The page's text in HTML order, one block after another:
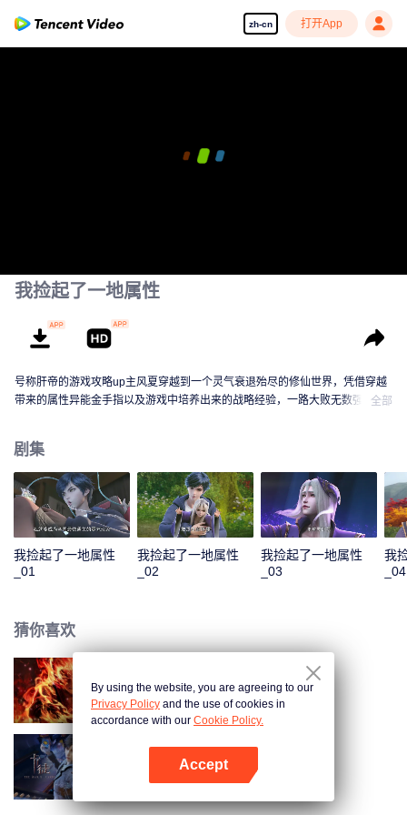
zh-cn 打开App
我捡起了一地属性
号称肝帝的游戏攻略up主风夏穿越到一个灵气衰退殆尽的修仙世界，凭借穿越
带来的属性异能金手指以及游戏中培养出来的战略经验，一路大败无数强敌，
的迫害，并复苏了玄元世界的天地灵气；玄元世界灵气复苏后，界外势力将玄
元世界视为一块肥肉，开始抢夺。为保此界安宁，风夏与尘海老祖携手弑神，
守护住了世界和平；但尘海老祖却因此不幸身逝，为找到使尘海老祖复生的办
法，风夏最终踏上了成神之路。
全部
剧集
我捡起了一地属性
_01
我捡起了一地属性
_02
我捡起了一地属性
_03
我
_04
猜你喜欢
大猿魂
By using the website, you are agreeing to our
Privacy Policy and the use of cookies in
accordance with our Cookie Policy.
Accept